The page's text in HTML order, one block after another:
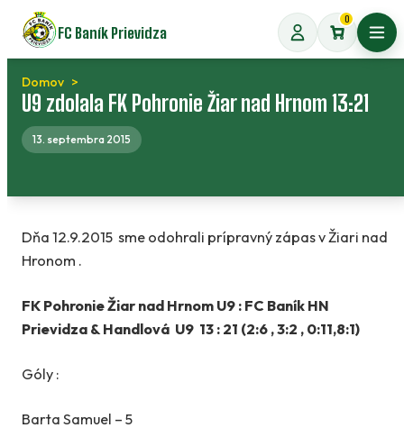
Preskočiť
na
obsah
FC Baník Prievidza
0
Domov
U9 zdolala FK Pohronie Žiar nad Hrnom 13:21
13. septembra 2015
Dňa 12.9.2015 sme odohrali prípravný zápas v Žiari nad
Hronom .
FK Pohronie Žiar nad Hrnom U9 : FC Baník HN
Prievidza & Handlová U9 13 : 21 (2:6 , 3:2 , 0:11,8:1)
Góly :
Barta Samuel – 5